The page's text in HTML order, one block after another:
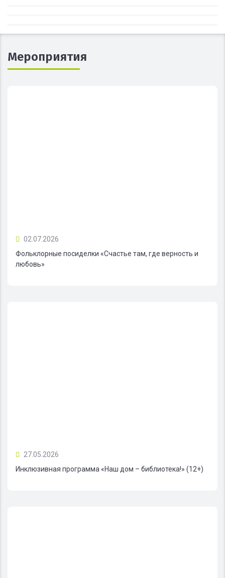
Мероприятия
02.07.2026
Фольклорные посиделки «Счастье там, где верность и
любовь»
27.05.2026
Инклюзивная программа «Наш дом – библиотека!» (12+)